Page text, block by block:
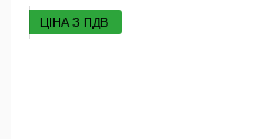
ЦІНА З ПДВ